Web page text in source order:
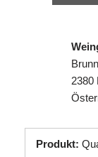
2380
Produkt: